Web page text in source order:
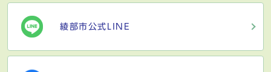
綾部市公式LINE